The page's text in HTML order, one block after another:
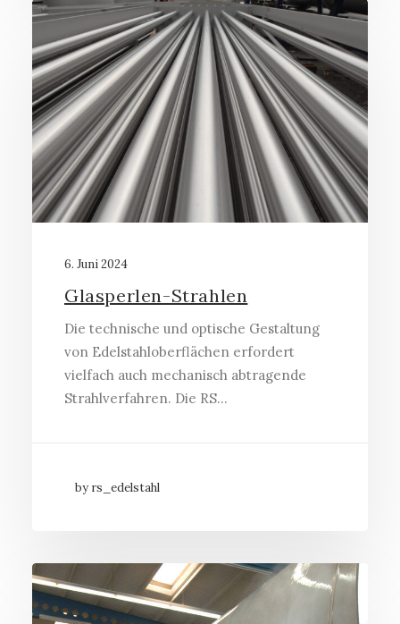
6. Juni 2024
Glasperlen-Strahlen
Die technische und optische Gestaltung
von Edelstahloberflächen erfordert
vielfach auch mechanisch abtragende
Strahlverfahren. Die RS…
by rs_edelstahl